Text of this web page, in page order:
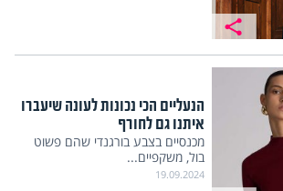
הנעליים הכי נכונות לעונה שיעברו
איתנו גם לחורף
מכנסיים בצבע בורגנדי שהם פשוט
בול, משקפיים...
19.09.2024